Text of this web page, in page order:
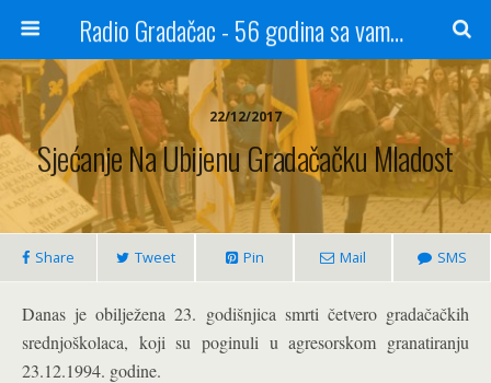
Radio Gradačac - 56 godina sa vama...
22/12/2017
Sjećanje Na Ubijenu Gradačačku Mladost
Share Tweet Pin Mail SMS
Danas je obilježena 23. godišnjica smrti četvero gradačačkih
srednjoškolaca, koji su poginuli u agresorskom granatiranju
23.12.1994. godine.